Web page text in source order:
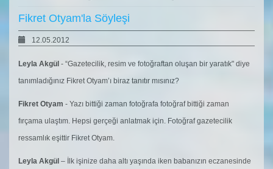
Fikret Otyam'la Söyleşi
12.05.2012
Leyla Akgül - “Gazetecilik, resim ve fotoğraftan oluşan bir yaratık" diye
tanımladığınız Fikret Otyam’ı biraz tanıtır mısınız?
Fikret Otyam - Yazı bittiği zaman fotoğrafa fotoğraf bittiği zaman
fırçama ulaştım. Hepsi gerçeği anlatmak için. Fotoğraf gazetecilik
ressamlık eşittir Fikret Otyam.
Leyla Akgül – İlk işinize daha altı yaşında iken babanızın eczanesinde